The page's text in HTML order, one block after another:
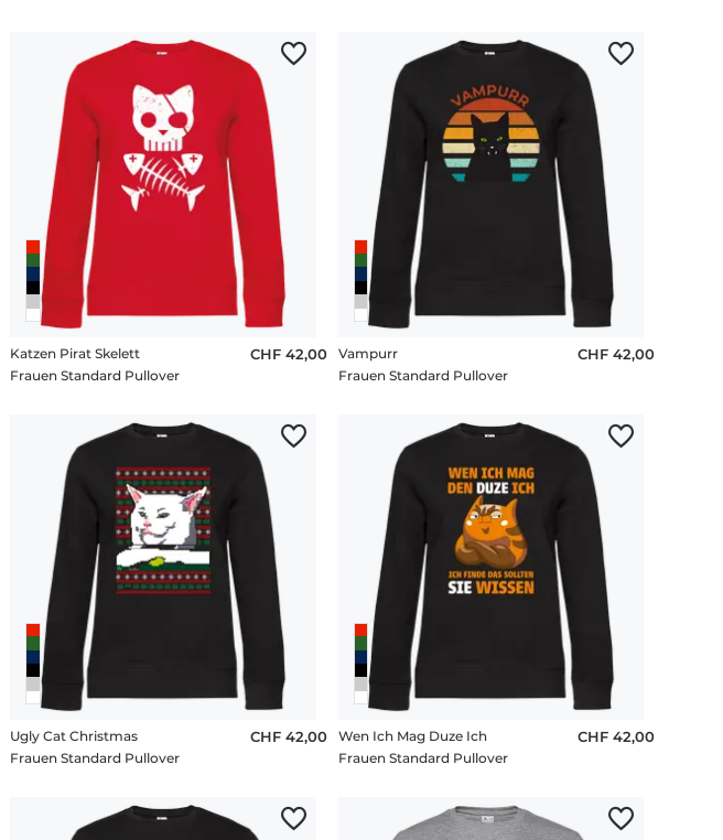
Katzen Pirat Skelett
Frauen Standard Pullover
CHF 42,00
Vampurr
Frauen Standard Pullover
CHF 42,00
Ugly Cat Christmas
Frauen Standard Pullover
CHF 42,00
Wen Ich Mag Duze Ich
Frauen Standard Pullover
CHF 42,00